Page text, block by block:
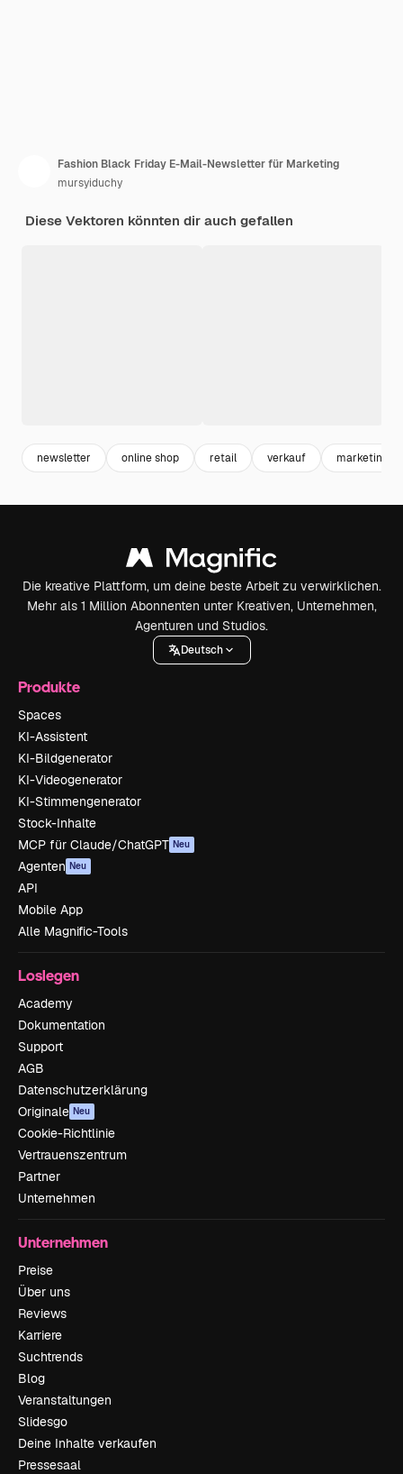
Fashion Black Friday E-Mail-Newsletter für Marketing
mursyiduchy
Diese Vektoren könnten dir auch gefallen
newsletter online shop retail verkauf marketing
Die kreative Plattform, um deine beste Arbeit zu verwirklichen.
Mehr als 1 Million Abonnenten unter Kreativen, Unternehmen,
Agenturen und Studios.
Deutsch
Produkte
Spaces
KI-Assistent
KI-Bildgenerator
KI-Videogenerator
KI-Stimmengenerator
Stock-Inhalte
MCP für Claude/ChatGPT Neu
Agenten Neu
API
Mobile App
Alle Magnific-Tools
Loslegen
Academy
Dokumentation
Support
AGB
Datenschutzerklärung
Originale Neu
Cookie-Richtlinie
Vertrauenszentrum
Partner
Unternehmen
Unternehmen
Preise
Über uns
Reviews
Karriere
Suchtrends
Blog
Veranstaltungen
Slidesgo
Deine Inhalte verkaufen
Pressesaal